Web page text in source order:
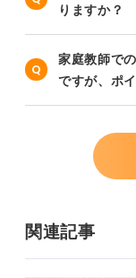
りますか？
家庭教師で
ですが、ポ
関連記事